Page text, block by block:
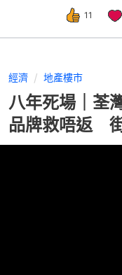
11
經濟 地產樓市
八年死場｜荃
品牌救唔返